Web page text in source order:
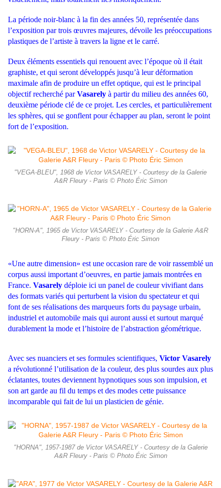
La période noir-blanc à la fin des années 50, représentée dans
l’exposition par trois œuvres majeures, dévoile les préoccupations
plastiques de l’artiste à travers la ligne et le carré.
Deux éléments essentiels qui renouent avec l’époque où il était
graphiste, et qui seront développés jusqu’à leur déformation
maximale afin de produire un effet optique, qui est le principal
objectif recherché parVasarely à partir du milieu des années 60,
deuxième période clé de ce projet. Les cercles, et particulièrement
les sphères, qui se gonflent pour échapper au plan, seront le point
fort de l’exposition.
"VEGA-BLEU", 1968 de Victor VASARELY - Courtesy de la Galerie
A&R Fleury - Paris © Photo Éric Simon
"HORN-A", 1965 de Victor VASARELY - Courtesy de la Galerie A&R
Fleury - Paris © Photo Éric Simon
«Une autre dimension» est une occasion rare de voir rassemblé un
corpus aussi important d’oeuvres, en partie jamais montrées en
France. Vasarely déploie ici un panel de couleur vivifiant dans
des formats variés qui perturbent la vision du spectateur et qui
font de ses réalisations des marqueurs forts du paysage urbain,
industriel et automobile mais qui auront aussi et surtout marqué
durablement la mode et l’histoire de l’abstraction géométrique.
Avec ses nuanciers et ses formules scientifiques, Victor Vasarely
a révolutionné l’utilisation de la couleur, des plus sourdes aux plus
éclatantes, toutes deviennent hypnotiques sous son impulsion, et
son art garde au fil du temps et des modes cette puissance
incomparable qui fait de lui un plasticien de génie.
"HORNA", 1957-1987 de Victor VASARELY - Courtesy de la Galerie
A&R Fleury - Paris © Photo Éric Simon